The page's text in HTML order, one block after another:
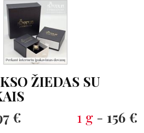
ŽIEDAS SU
€ 1 g - 156 €